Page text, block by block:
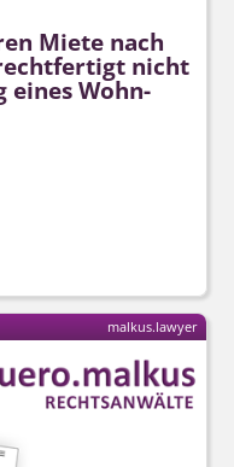
Miete nach
nicht
eines Wohn­
malkus.lawyer